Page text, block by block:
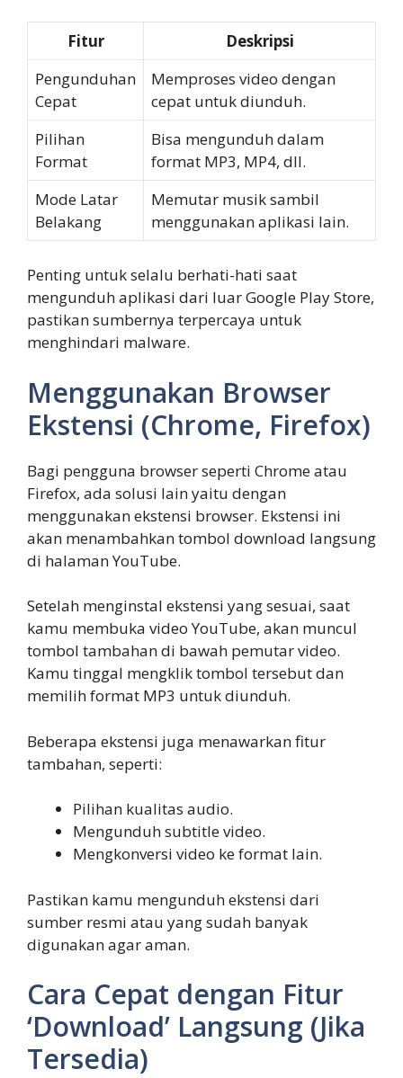
Fitur
Deskripsi
Pengunduhan
Cepat
Memproses video dengan
cepat untuk diunduh.
Pilihan
Format
Bisa mengunduh dalam
format MP3, MP4, dll.
Mode Latar
Belakang
Memutar musik sambil
menggunakan aplikasi lain.
Penting untuk selalu berhati-hati saat
mengunduh aplikasi dari luar Google Play Store,
pastikan sumbernya terpercaya untuk
menghindari malware.
Menggunakan Browser
Ekstensi (Chrome, Firefox)
Bagi pengguna browser seperti Chrome atau
Firefox, ada solusi lain yaitu dengan
menggunakan ekstensi browser. Ekstensi ini
akan menambahkan tombol download langsung
di halaman YouTube.
Setelah menginstal ekstensi yang sesuai, saat
kamu membuka video YouTube, akan muncul
tombol tambahan di bawah pemutar video.
Kamu tinggal mengklik tombol tersebut dan
memilih format MP3 untuk diunduh.
Beberapa ekstensi juga menawarkan fitur
tambahan, seperti:
Pilihan kualitas audio.
Mengunduh subtitle video.
Mengkonversi video ke format lain.
Pastikan kamu mengunduh ekstensi dari
sumber resmi atau yang sudah banyak
digunakan agar aman.
Cara Cepat dengan Fitur
‘Download’ Langsung (Jika
Tersedia)